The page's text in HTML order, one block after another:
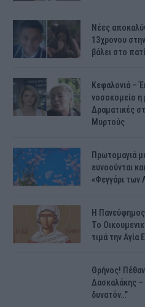
Νέες
13χρονου
βάλει στο
Κεφαλονιά –
νοσοκομείο η
Δραματικές
Μυρτούς
Πρωτομαγιά
ευνοούνται
«Φεγγάρι των
H
Το
τιμά την Αγία
Θρήνος!
Δασκαλάκης –
δυνατόν…”